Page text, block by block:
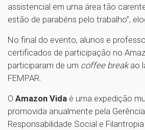
assistencial em uma área tão
estão de parabéns pelo trabalho”,
No final do evento, alunos e
certificados de participação no
participaram de um coffee breakao
FEMPAR.
O Amazon Vida é uma expedição
promovida anualmente pela
Responsabilidade Social e